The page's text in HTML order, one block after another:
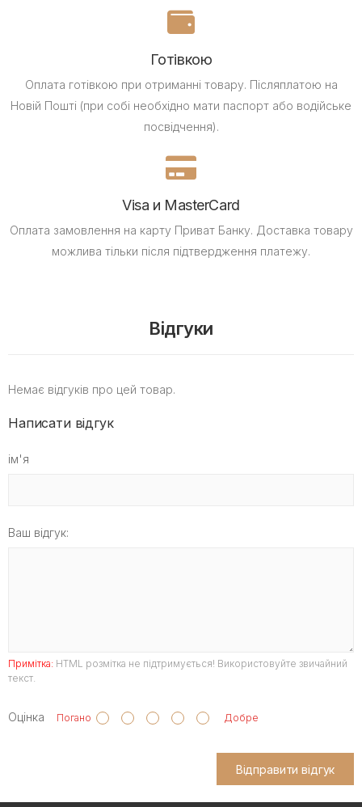
Готівкою
Оплата готівкою при отриманні товару. Післяплатою на
Новій Пошті (при собі необхідно мати паспорт або водійське
посвідчення).
Visa и MasterCard
Оплата замовлення на карту Приват Банку. Доставка товару
можлива тільки після підтвердження платежу.
Відгуки
Немає відгуків про цей товар.
Написати відгук
ім'я
Ваш відгук:
Примітка: HTML розмітка не підтримується! Використовуйте звичайний
текст.
Оцінка Погано Добре
Відправити відгук